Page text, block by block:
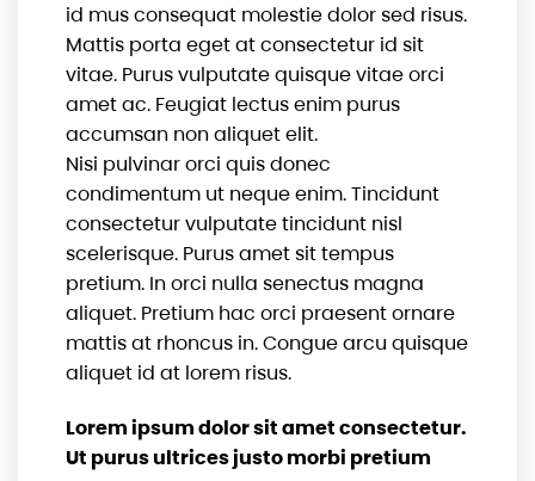
id mus consequat molestie dolor sed risus.
Mattis porta eget at consectetur id sit
vitae. Purus vulputate quisque vitae orci
amet ac. Feugiat lectus enim purus
accumsan non aliquet elit.
Nisi pulvinar orci quis donec
condimentum ut neque enim. Tincidunt
consectetur vulputate tincidunt nisl
scelerisque. Purus amet sit tempus
pretium. In orci nulla senectus magna
aliquet. Pretium hac orci praesent ornare
mattis at rhoncus in. Congue arcu quisque
aliquet id at lorem risus.
Lorem ipsum dolor sit amet consectetur.
Ut purus ultrices justo morbi pretium